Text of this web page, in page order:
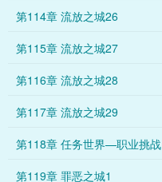
第114章 流放之城26
第115章 流放之城27
第116章 流放之城28
第117章 流放之城29
第118章 任务世界—职业挑战
第119章 罪恶之城1